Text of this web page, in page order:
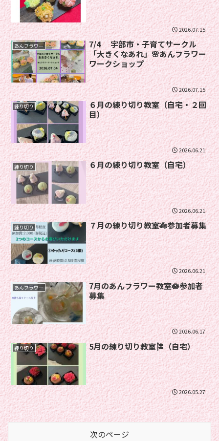
2026.07.15
あんフラワー
7/4 宇部市・子育てサークル
「大きくなあれ」🌸あんフラワー
ワークショップ
2026.07.15
練り切り
６月の練り切り教室（自宅・２回
目）
2026.06.21
練り切り ６月の練り切り教室（自宅）
2026.06.21
練り切り ７月の練り切り教室🎋参加者募集
2026.06.21
あんフラワー
7月のあんフラワー教室🪷参加者
募集
2026.06.17
練り切り 5月の練り切り教室🎏（自宅）
2026.05.27
次のページ